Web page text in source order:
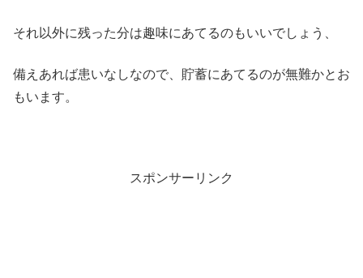
それ以外に残った分は趣味にあてるのもいいでしょう、
備えあれば患いなしなので、貯蓄にあてるのが無難かとお
もいます。
スポンサーリンク